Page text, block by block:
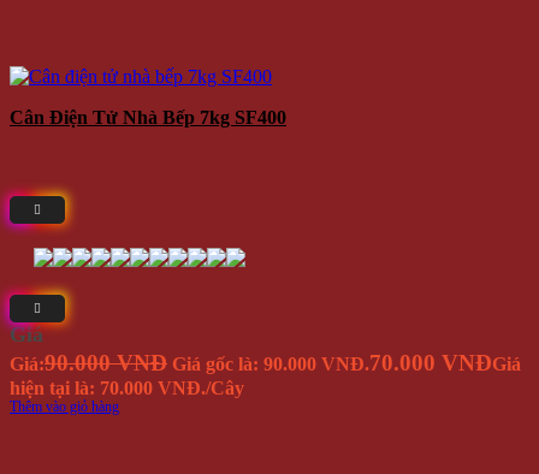
Cân Điện Tử Nhà Bếp 7kg SF400
Giá
Giá:90.000 VNĐ Giá gốc là: 90.000 VNĐ.70.000 VNĐGiá
hiện tại là: 70.000 VNĐ./Cây
Thêm vào giỏ hàng